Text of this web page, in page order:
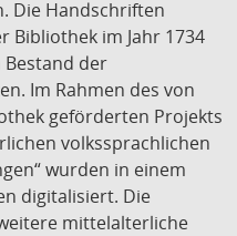
Die Handschriften
Bibliothek im Jahr 1734
Bestand der
Im Rahmen des von
geförderten Projekts
volkssprachlichen
wurden in einem
digitalisiert. Die
mittelalterliche